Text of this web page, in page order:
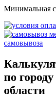
Минимальная
самовывоза
по
области